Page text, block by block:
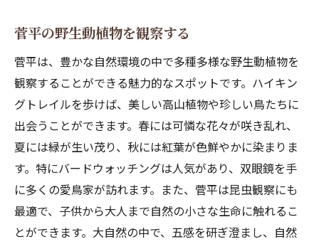
菅平の野生動植物を観察する
菅平は、豊かな自然環境の中で多種多様な野生動植物を
観察することができる魅力的なスポットです。ハイキン
グトレイルを歩けば、美しい高山植物や珍しい鳥たちに
出会うことができます。春には可憐な花々が咲き乱れ、
夏には緑が生い茂り、秋には紅葉が色鮮やかに染まりま
す。特にバードウォッチングは人気があり、双眼鏡を手
に多くの愛鳥家が訪れます。また、菅平は昆虫観察にも
最適で、子供から大人まで自然の小さな生命に触れるこ
とができます。大自然の中で、五感を研ぎ澄まし、自然